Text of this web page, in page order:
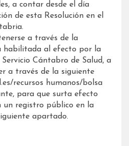
a contar desde el día
de esta Resolución en el
a través de la
habilitada al efecto por la
Servicio Cántabro de Salud, a
a través de la siguiente
recursos humanos/bolsa
para que surta efecto
un registro público en la
apartado.